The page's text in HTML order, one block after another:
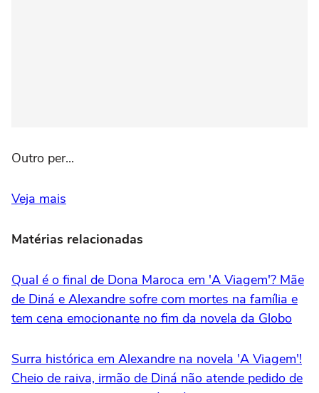
Outro per...
Veja mais
Matérias relacionadas
Qual é o final de Dona Maroca em 'A Viagem'? Mãe
de Diná e Alexandre sofre com mortes na família e
tem cena emocionante no fim da novela da Globo
Surra histórica em Alexandre na novela 'A Viagem'!
Cheio de raiva, irmão de Diná não atende pedido de